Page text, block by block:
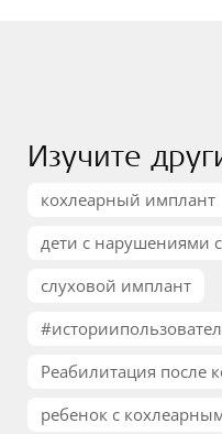
Изучите
кохлеарный имплант
дети с нарушениями
слуховой имплант
Реабилитация после
ребенок с